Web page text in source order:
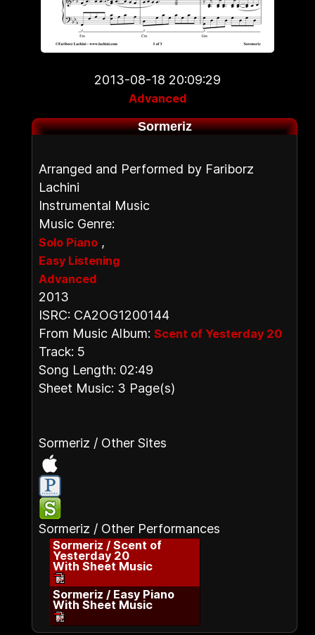
2013-08-18 20:09:29
Advanced
Sormeriz
Arranged and Performed by Fariborz
Lachini
Instrumental Music
Music Genre:
Solo Piano ,
Easy Listening
Advanced
2013
ISRC: CA2OG1200144
From Music Album: Scent of Yesterday 20
Track: 5
Song Length: 02:49
Sheet Music: 3 Page(s)
Sormeriz / Other Sites
Sormeriz / Other Performances
Sormeriz / Scent of
Yesterday 20
With Sheet Music
Sormeriz / Easy Piano
With Sheet Music